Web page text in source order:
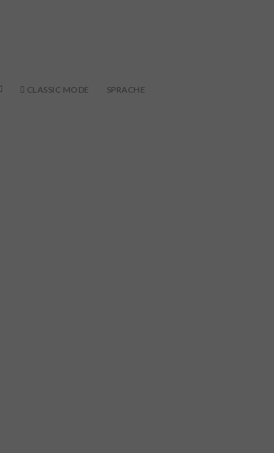
CLASSIC MODE SPRACHE